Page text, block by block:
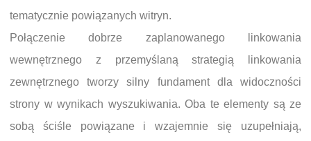
tematycznie powiązanych witryn.
Połączenie dobrze zaplanowanego linkowania
wewnętrznego z przemyślaną strategią linkowania
zewnętrznego tworzy silny fundament dla widoczności
strony w wynikach wyszukiwania. Oba te elementy są ze
sobą ściśle powiązane i wzajemnie się uzupełniają,